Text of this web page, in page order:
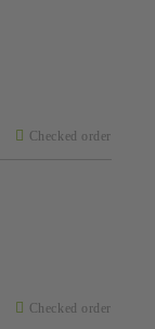
Checked order
Checked order